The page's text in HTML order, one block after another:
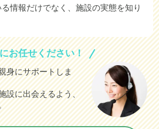
情報だけでなく、施設の実態を知り
お任せください！
身にサポートしま
設に出会えるよう、